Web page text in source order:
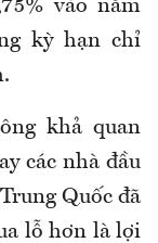
vào năm
kỳ hạn chỉ
khả quan
các nhà đầu
Quốc đã
lỗ hơn là lợi